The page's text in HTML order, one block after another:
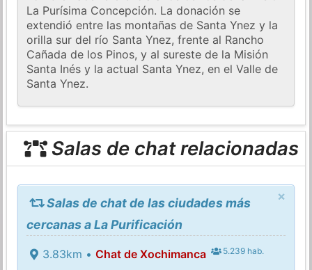
La Purísima Concepción. La donación se
extendió entre las montañas de Santa Ynez y la
orilla sur del río Santa Ynez, frente al Rancho
Cañada de los Pinos, y al sureste de la Misión
Santa Inés y la actual Santa Ynez, en el Valle de
Santa Ynez.
Salas de chat relacionadas
×
Salas de chat de las ciudades más
cercanas a La Purificación
3.83km • Chat de Xochimanca 5.239 hab.